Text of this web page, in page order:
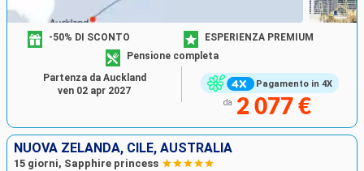
Pagamento in 4X
-50% DI SCONTO
ESPERIENZA PREMIUM
Pensione completa
da 2 077 €
Partenza da Auckland
ven 02 apr 2027
NUOVA ZELANDA, CILE, AUSTRALIA
15 giorni, Sapphire princess